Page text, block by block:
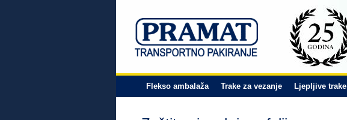
Flekso ambalaža Trake za vezanje Ljepljive trake